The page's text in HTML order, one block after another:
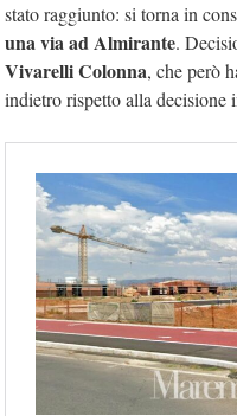
stato raggiunto: si torna in
una via ad Almirante.
Vivarelli Colonna, che però
indietro rispetto alla decisione